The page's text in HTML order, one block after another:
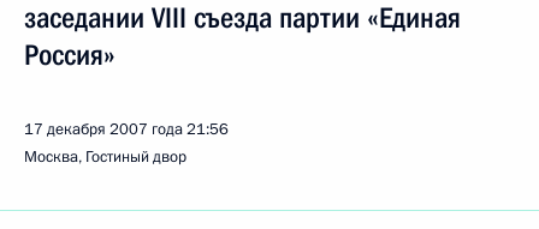
заседании VIII съезда партии «Единая
Россия»
17 декабря 2007 года21:56
Москва, Гостиный двор